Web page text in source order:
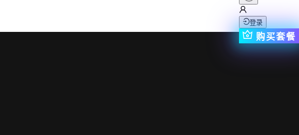
登录
购买套餐